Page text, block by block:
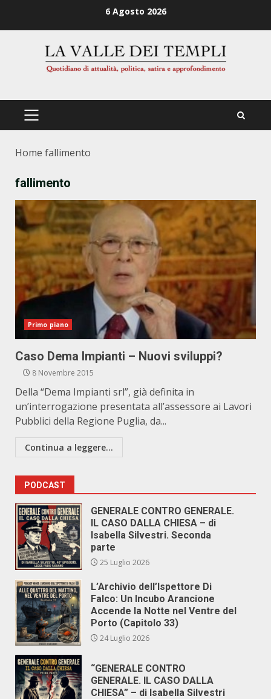
6 Agosto 2026
PRIMÄRES
Home fallimento
fallimento
Primo piano
Caso Dema Impianti – Nuovi sviluppi?
8 Novembre 2015
Della “Dema Impianti srl”, già definita in
un’interrogazione presentata all’assessore ai Lavori
Pubblici della Regione Puglia, da...
Continua a leggere...
PODCAST
GENERALE CONTRO GENERALE.
IL CASO DALLA CHIESA – di
Isabella Silvestri. Seconda
parte
25 Luglio 2026
L’Archivio dell’Ispettore Di
Falco: Un Incubo Arancione
Accende la Notte nel Ventre del
Porto (Capitolo 33)
24 Luglio 2026
“GENERALE CONTRO
GENERALE. IL CASO DALLA
CHIESA” – di Isabella Silvestri